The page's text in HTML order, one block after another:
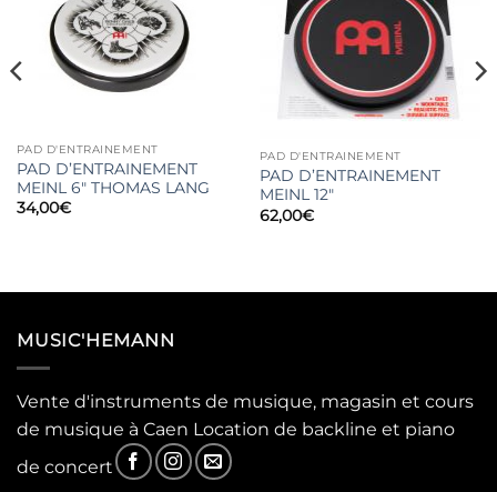
PAD D'ENTRAINEMENT
PAD D’ENTRAINEMENT
MEINL 6″ THOMAS LANG
34,00€
PAD D'ENTRAINEMENT
PAD D’ENTRAINEMENT
MEINL 12″
62,00€
MUSIC'HEMANN
Vente d'instruments de musique, magasin et cours
de musique à Caen Location de backline et piano
de concert